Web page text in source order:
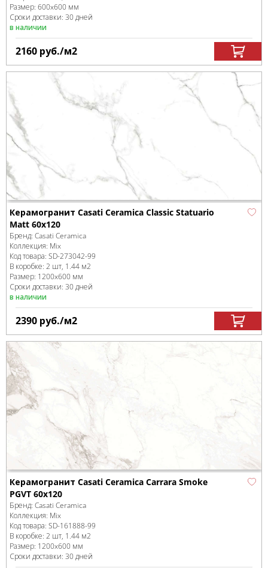
Размер: 600x600 мм
Сроки доставки: 30 дней
в наличии
2160 руб./м2
Керамогранит Casati Ceramica Сlassic Statuario
Matt 60x120
Бренд: Casati Ceramica
Коллекция: Mix
Код товара: SD-273042-99
В коробке: 2 шт, 1.44 м2
Размер: 1200x600 мм
Сроки доставки: 30 дней
в наличии
2390 руб./м2
Керамогранит Casati Ceramica Carrara Smoke
PGVT 60x120
Бренд: Casati Ceramica
Коллекция: Mix
Код товара: SD-161888-99
В коробке: 2 шт, 1.44 м2
Размер: 1200x600 мм
Сроки доставки: 30 дней